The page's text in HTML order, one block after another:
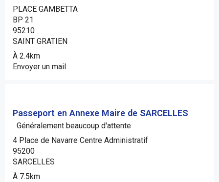
PLACE GAMBETTA
BP 21
95210
SAINT GRATIEN
À 2.4km
Envoyer un mail
Passeport en Annexe Maire de SARCELLES
Généralement beaucoup d'attente
4 Place de Navarre Centre Administratif
95200
SARCELLES
À 7.5km